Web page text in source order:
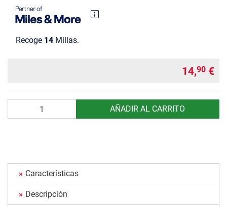
Recoge 14 Millas.
14,90 €
AÑADIR AL CARRITO
Características
Descripción